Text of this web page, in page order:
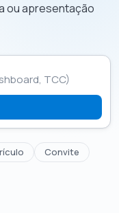
ou apresentação
Convite